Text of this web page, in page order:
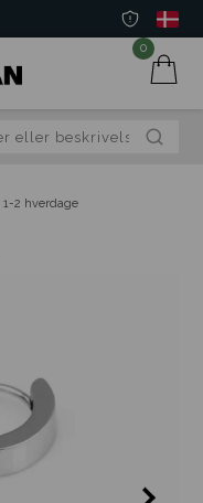
0
1-2 hverdage